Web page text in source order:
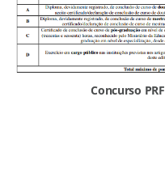
Concurso PRF